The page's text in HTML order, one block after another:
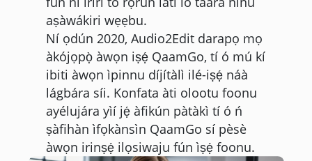
aṣàwákiri wẹẹbu.
Ní ọdún 2020, Audio2Edit darapọ mọ
àkójọpọ̀ àwọn iṣẹ́ QaamGo, tí ó mú kí
ibiti àwọn ìpinnu díjítàlì ilé-iṣẹ́ náà
lágbára síi. Konfata àti olootu foonu
ayélujára yìí jẹ́ àfikún pàtàkì tí ó ń
ṣàfihàn ìfọkànsìn QaamGo sí pèsè
àwọn irinṣẹ́ ilọsiwaju fún ìṣẹ́ foonu.